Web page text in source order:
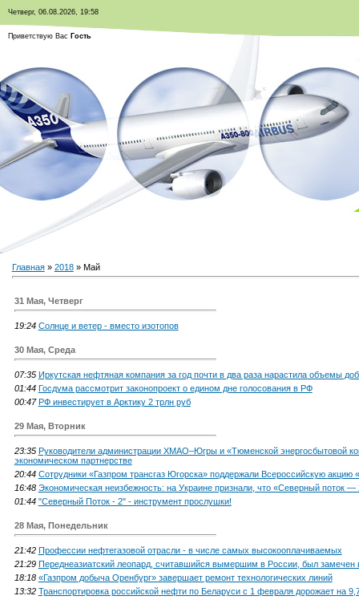
Четверг, 06.08.2026, 19:58
Приветствую Вас Гость
Главная» 2018 » Май
31 Мая, Четверг
19:24 Солнце и ветер - вместо изотопов
30 Мая, Среда
07:35 Иркутская нефтяная компания за год почти в два раза нарастила объемы
01:44 Госдума рассмотрит законопроект о едином дне голосования в РФ
00:47 РФ инвестирует в Арктику 2 трлн руб
29 Мая, Вторник
23:35 Руководители администрации ХМАО–Югры и «Тюменской энергосбытовой
экономическом партнерстве
20:44 Сотрудники «Газпром трансгаз Югорска» поддержали Всероссийскую акцию
16:48 Экономическая неизбежность: на Укpaинe признали, что «Северный поток —
01:44 "Северный Поток - 2" - инструмент прослушки!
28 Мая, Понедельник
21:42 Профессии нефтегазовой отрасли - в числе самых высокооплачиваемых
21:29 Переднеазиатский леопард, считавшийся вымершим в России, был замечен
18:18 «Газпром добыча Оренбург» завершает ремонт технологических линий
13:32 Транспортировка российской нефти по Беларуси с 1 февраля дорожает на